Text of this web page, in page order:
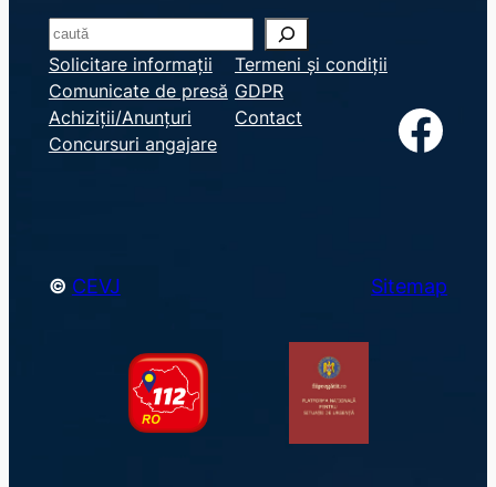
S
e
a
r
c
Solicitare informații
Comunicate de presă
Achiziții/Anunțuri
Concursuri angajare
Termeni și condiții
GDPR
Contact
Facebook
© CEVJ Sitemap